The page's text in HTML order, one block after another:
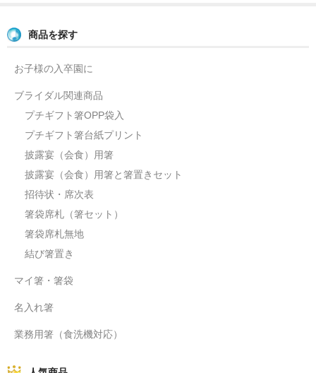
商品を探す
お子様の入卒園に
ブライダル関連商品
プチギフト箸OPP袋入
プチギフト箸台紙プリント
披露宴（会食）用箸
披露宴（会食）用箸と箸置きセット
招待状・席次表
箸袋席札（箸セット）
箸袋席札無地
結び箸置き
マイ箸・箸袋
名入れ箸
業務用箸（食洗機対応）